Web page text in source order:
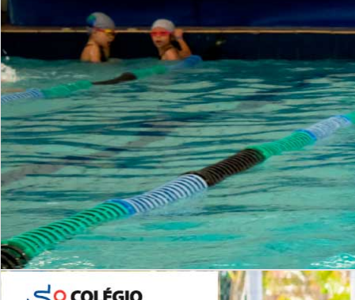
Período Integral | Saiba mais
INSTITUCIONAL